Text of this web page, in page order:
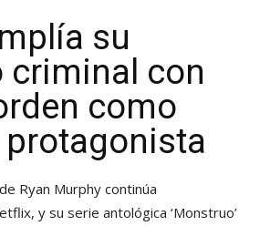
su
criminal con
como
Ryan Murphy continúa
y su serie antológica ‘Monstruo’